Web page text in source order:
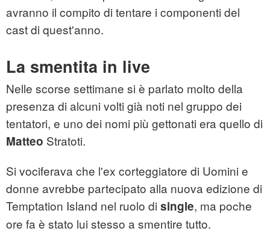
avranno il compito di tentare i componenti del
cast di quest'anno.
La smentita in live
Nelle scorse settimane si è parlato molto della
presenza di alcuni volti già noti nel gruppo dei
tentatori, e uno dei nomi più gettonati era quello di
Matteo Stratoti.
Si vociferava che l'ex corteggiatore di Uomini e
donne avrebbe partecipato alla nuova edizione di
Temptation Island nel ruolo di single, ma poche
ore fa è stato lui stesso a smentire tutto.